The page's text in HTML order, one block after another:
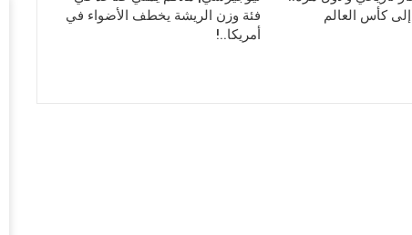
إلى كأس العالم
فئة وزن الريشة يخطف الأضواء في
أمريكا..!